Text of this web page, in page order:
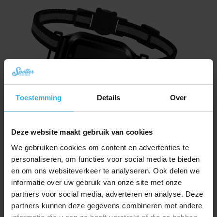
Toestemming Details Over
Deze website maakt gebruik van cookies
We gebruiken cookies om content en advertenties te
personaliseren, om functies voor social media te bieden
en om ons websiteverkeer te analyseren. Ook delen we
informatie over uw gebruik van onze site met onze
partners voor social media, adverteren en analyse. Deze
partners kunnen deze gegevens combineren met andere
(Novità!)
89,21 Il
prezzo
originale
era:
€79,29Il
prezzo
attuale
è:
€ 79,29.